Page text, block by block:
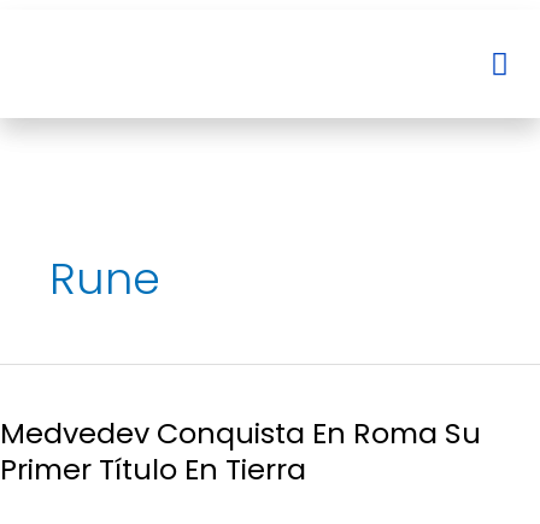
Rune
Medvedev Conquista En Roma Su
Primer Título En Tierra
En
Roma
Su